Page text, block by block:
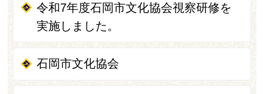
令和7年度石岡市文化協会視察研修を
実施しました。
石岡市文化協会